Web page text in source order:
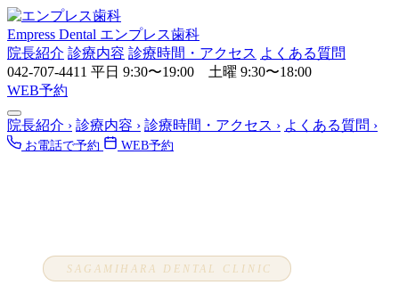
Empress Dental エンプレス歯科
院長紹介 診療内容 診療時間・アクセス よくある質問
042-707-4411 平日 9:30〜19:00 土曜 9:30〜18:00
WEB予約
院長紹介 › 診療内容 › 診療時間・アクセス › よくある質問 ›
お電話で予約 WEB予約
SAGAMIHARA DENTAL CLINIC